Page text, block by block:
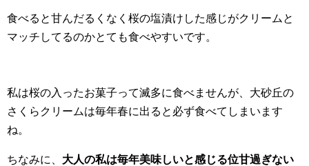
食べると甘んだるくなく桜の塩漬けした感じがクリームと
マッチしてるのかとても食べやすいです。
私は桜の入ったお菓子って滅多に食べませんが、大砂丘の
さくらクリームは毎年春に出ると必ず食べてしまいます
ね。
ちなみに、 大人の私は毎年美味しいと感じる位甘過ぎない